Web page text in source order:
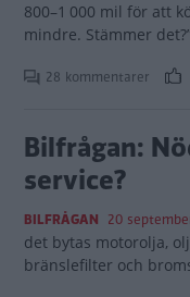
800–1 000 mil för att
mindre. Stämmer
28 kommentarer
Bilfrågan:
service?
BILFRÅGAN 20
det bytas motorolja,
bränslefilter och